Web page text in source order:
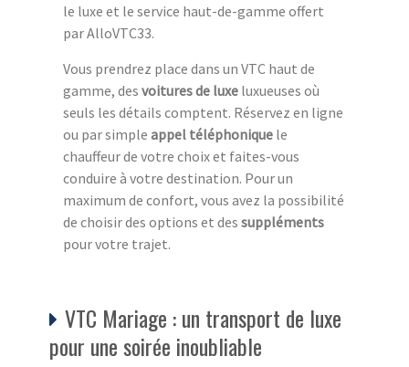
le luxe et le service haut-de-gamme offert
par AlloVTC33.
Vous prendrez place dans un VTC haut de
gamme, des voitures de luxe luxueuses où
seuls les détails comptent. Réservez en ligne
ou par simple appel téléphonique le
chauffeur de votre choix et faites-vous
conduire à votre destination. Pour un
maximum de confort, vous avez la possibilité
de choisir des options et des suppléments
pour votre trajet.
VTC Mariage : un transport de luxe
pour une soirée inoubliable